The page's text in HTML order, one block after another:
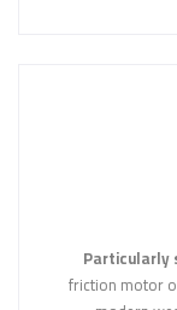
Particularly
friction motor